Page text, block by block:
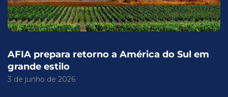
AFIA prepara retorno a América do Sul em
grande estilo
3 de junho de 2026